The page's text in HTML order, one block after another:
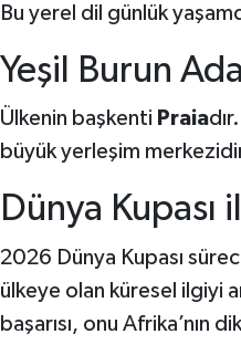
Bu yerel dil günlük
Yeşil Burun
Ülkenin başkenti Praia
büyük yerleşim
Dünya Kupası
2026 Dünya Kupası
ülkeye olan küresel ilgiyi
başarısı, onu